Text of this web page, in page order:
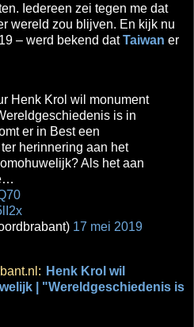
Iedereen zei tegen me dat
wereld zou blijven. En kijk nu
– werd bekend datTaiwan er
Henk Krol wil monument
is in
er in Best een
herinnering aan het
Als het aan
17 mei 2019
Henk Krol wil
| "Wereldgeschiedenis is